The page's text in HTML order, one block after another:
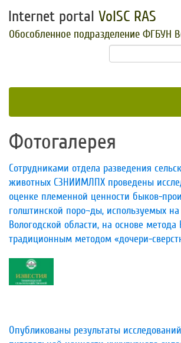
Internet portal VolSC RAS
Обособленное подразделение ФГБУН
Фотогалерея
Сотрудниками отдела разведения
животных СЗНИИМЛПХ проведены
оценке племенной ценности быков-
голштинской поро¬ды, используемых
Вологодской области, на основе метода
традиционным методом «дочери-
Опубликованы результаты